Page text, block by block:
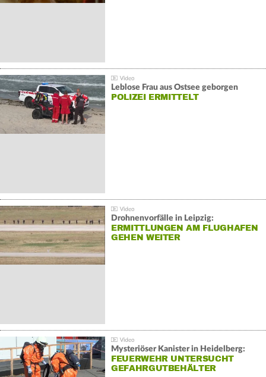
Leblose Frau aus Ostsee geborgen
POLIZEI ERMITTELT
Drohnenvorfälle in Leipzig:
ERMITTLUNGEN AM FLUGHAFEN
GEHEN WEITER
Mysteriöser Kanister in Heidelberg:
FEUERWEHR UNTERSUCHT
GEFAHRGUTBEHÄLTER